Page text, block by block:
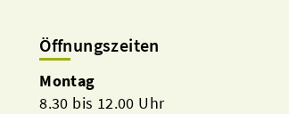
Öffnungszeiten
Montag
8.30 bis 12.00 Uhr